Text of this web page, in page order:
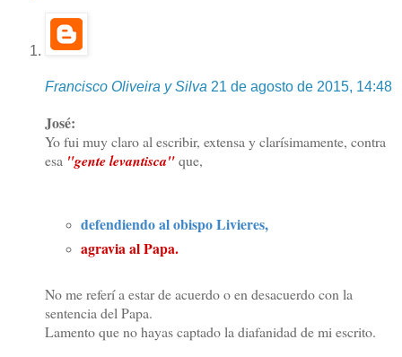
Francisco Oliveira y Silva 21 de agosto de 2015, 14:48
José:
Yo fui muy claro al escribir, extensa y clarísimamente, contra
esa "gente levantisca"que,
defendiendo al obispo Livieres,
agravia al Papa.
No me referí a estar de acuerdo o en desacuerdo con la
sentencia del Papa.
Lamento que no hayas captado la diafanidad de mi escrito.